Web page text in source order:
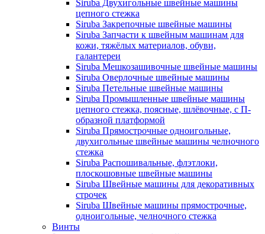
Siruba Двухигольные швейные машины
цепного стежка
Siruba Закрепочные швейные машины
Siruba Запчасти к швейным машинам для
кожи, тяжёлых материалов, обуви,
галантереи
Siruba Мешкозашивочные швейные машины
Siruba Оверлочные швейные машины
Siruba Петельные швейные машины
Siruba Промышленные швейные машины
цепного стежка, поясные, шлёвочные, с П-
образной платформой
Siruba Прямострочные одноигольные,
двухигольные швейные машины челночного
стежка
Siruba Распошивальные, флэтлоки,
плоскошовные швейные машины
Siruba Швейные машины для декоративных
строчек
Siruba Швейные машины прямострочные,
одноигольные, челночного стежка
Винты